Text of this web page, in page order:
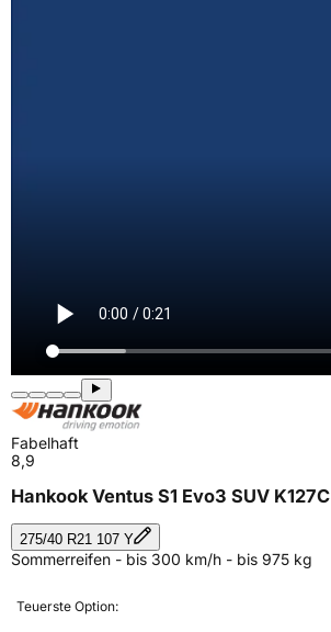
Fabelhaft
8,9
Hankook Ventus S1 Evo3 SUV K127C
275/40 R21 107 Y
Sommerreifen - bis 300 km/h - bis 975 kg
Teuerste Option: